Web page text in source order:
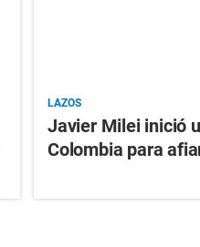
LAZOS
Javier Milei inició
Colombia para